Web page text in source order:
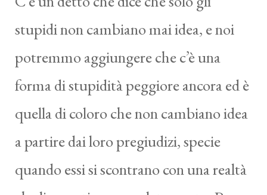
stupidi non cambiano mai idea, e noi
potremmo aggiungere che c’è una
forma di stupidità peggiore ancora ed è
quella di coloro che non cambiano idea
a partire dai loro pregiudizi, specie
quando essi si scontrano con una realtà